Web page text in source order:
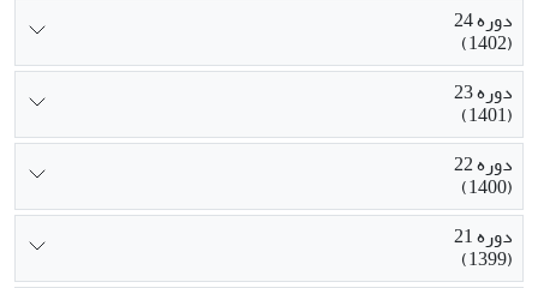
دوره 24
(1402)
دوره 23
(1401)
دوره 22
(1400)
دوره 21
(1399)